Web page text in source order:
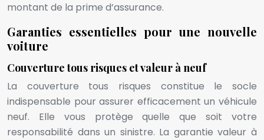
montant de la prime d’assurance.
Garanties essentielles pour une nouvelle
voiture
Couverture tous risques et valeur à neuf
La couverture tous risques constitue le socle
indispensable pour assurer efficacement un véhicule
neuf. Elle vous protège quelle que soit votre
responsabilité dans un sinistre. La garantie valeur à